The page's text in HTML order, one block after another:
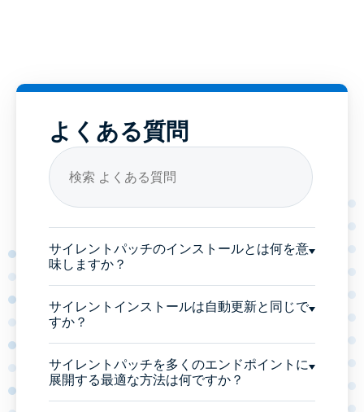
よくある質問
サイレントパッチのインストールとは何を意
味しますか？
サイレントインストールは自動更新と同じで
すか？
サイレントパッチを多くのエンドポイントに
展開する最適な方法は何ですか？